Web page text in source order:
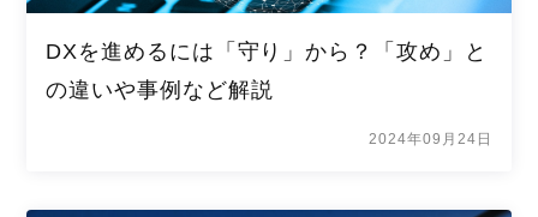
DXを進めるには「守り」から？「攻め」と
の違いや事例など解説
2024年09月24日